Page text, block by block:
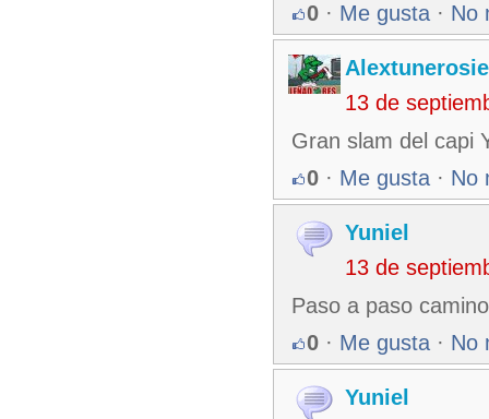
0 · Me gusta · No
13 de
Gran slam del capi
0 · Me gusta · No
Yuniel
13 de
Paso a paso
0 · Me gusta · No
Yuniel